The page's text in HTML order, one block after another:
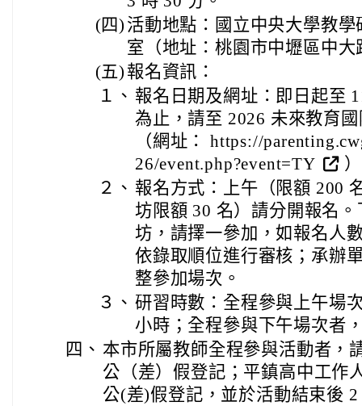
(四) 活動地點：國立中央大學教
室（地址：桃園市中壢區中大
(五) 報名資訊：
１、 報名日期及網址：即日起至
為止，請至 2026 未來教育
（網址： https://
26/event.php?event=TY
２、 報名方式：上午（限額 200
坊限額 30 名）請分開報名
坊，請擇一參加，如報名人
依錄取順位進行審核；承辦
整參加場次。
３、 研習時數：全程參與上午場
小時；全程參與下午場次者
四、 本市所屬教師全程參與活動者，
公（差）假登記；平鎮高中工作
公(差)假登記，並於活動結束後